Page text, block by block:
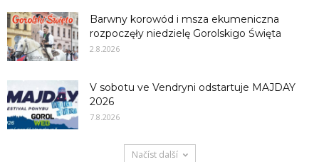
Barwny korowód i msza ekumeniczna
rozpoczęły niedzielę Gorolskigo Święta
2.8.2026
V sobotu ve Vendryni odstartuje MAJDAY
2026
7.8.2026
Načíst další